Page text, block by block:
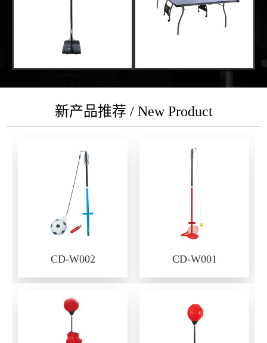
新产品推荐 / New Product
CD-W002 CD-W001